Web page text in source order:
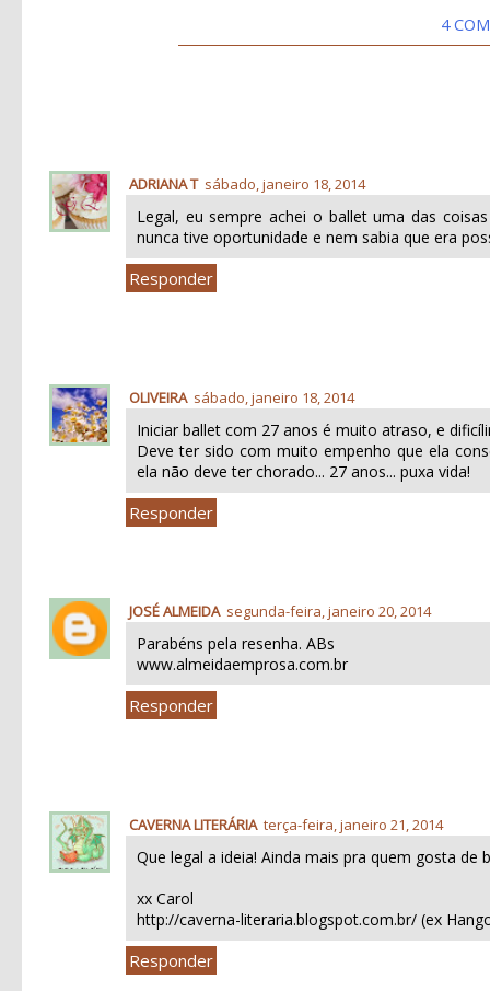
4
ADRIANA T sábado, janeiro 18, 2014
Legal, eu sempre achei o ballet uma das
nunca tive oportunidade e nem sabia que era
Responder
OLIVEIRA sábado, janeiro 18, 2014
Iniciar ballet com 27 anos é muito atraso, e
Deve ter sido com muito empenho que ela
ela não deve ter chorado... 27 anos... puxa vida!
Responder
JOSÉ ALMEIDA segunda-feira, janeiro 20, 2014
Parabéns pela resenha. ABs
www.almeidaemprosa.com.br
Responder
CAVERNA LITERÁRIA terça-feira, janeiro 21, 2014
Que legal a ideia! Ainda mais pra quem gosta
xx Carol
http://caverna-literaria.blogspot.com.br/ (ex
Responder